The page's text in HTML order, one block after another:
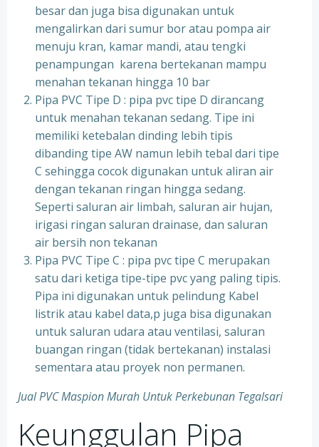
besar dan juga bisa digunakan untuk
mengalirkan dari sumur bor atau pompa air
menuju kran, kamar mandi, atau tengki
penampungan karena bertekanan mampu
menahan tekanan hingga 10 bar
Pipa PVC Tipe D : pipa pvc tipe D dirancang
untuk menahan tekanan sedang. Tipe ini
memiliki ketebalan dinding lebih tipis
dibanding tipe AW namun lebih tebal dari tipe
C sehingga cocok digunakan untuk aliran air
dengan tekanan ringan hingga sedang.
Seperti saluran air limbah, saluran air hujan,
irigasi ringan saluran drainase, dan saluran
air bersih non tekanan
Pipa PVC Tipe C : pipa pvc tipe C merupakan
satu dari ketiga tipe-tipe pvc yang paling tipis.
Pipa ini digunakan untuk pelindung Kabel
listrik atau kabel data,p juga bisa digunakan
untuk saluran udara atau ventilasi, saluran
buangan ringan (tidak bertekanan) instalasi
sementara atau proyek non permanen.
Jual PVC Maspion Murah Untuk Perkebunan Tegalsari
Keunggulan Pipa